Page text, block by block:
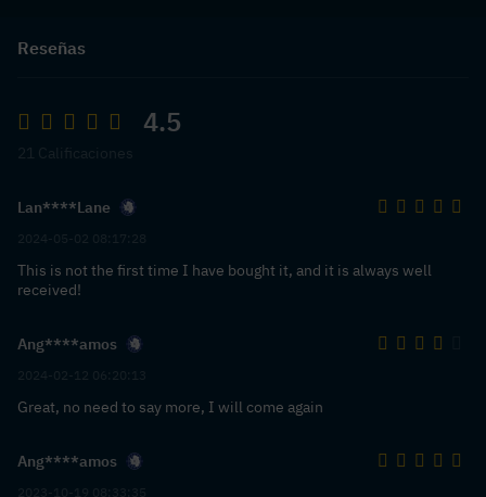
Reseñas
4.5
Lan****Lane
This is not the first time I have bought it, and it is always well
received!
Ang****amos
Great, no need to say more, I will come again
Ang****amos